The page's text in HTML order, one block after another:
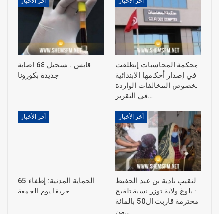
قابس : تسجيل 68 اصابة
جديدة بكورونا
محكمة المحاسبات إنطلقت
في إصدار أحكامها الابتدائية
بخصوص المخالفات الواردة
في التقرير…
أخر الأخبار
الحماية المدنية: إطفاء 65
حريقا يوم الجمعة
أخر الأخبار
النقيب نادية بن عبد الحفيظ
: بلوغ ولاية توزر نسبة تلقيح
محترمة قاربت ال50 بالمائة
من…